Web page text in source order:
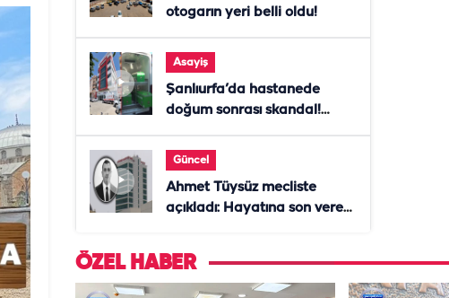
otogarın yeri belli oldu!
Asayiş
Şanlıurfa’da hastanede
doğum sonrası skandal!
Güncel
Ahmet Tüysüz mecliste
açıkladı: Hayatına son veren
ÖZEL HABER